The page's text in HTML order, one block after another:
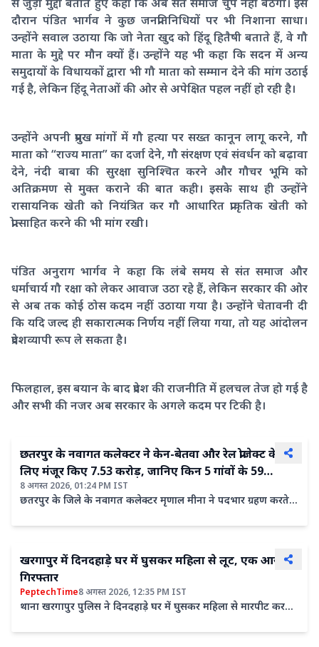
दौरान पंडित भार्गव ने कुछ जनप्रतिनिधियों पर भी निशाना साधा।
उन्होंने सवाल उठाया कि जो नेता खुद को हिंदू हितैषी बताते हैं, वे गौ
माता के मुद्दे पर मौन क्यों हैं। उन्होंने यह भी कहा कि सदन में अन्य
समुदायों के विधायकों द्वारा भी गौ माता को सम्मान देने की मांग उठाई
गई है, लेकिन हिंदू नेताओं की ओर से अपेक्षित पहल नहीं हो रही है।
उन्होंने अपनी प्रमुख मांगों में गौ हत्या पर सख्त कानून लागू करने, गौ
माता को “राज्य माता” का दर्जा देने, गौ संरक्षण एवं संवर्धन को बढ़ावा
देने, नंदी बाबा की सुरक्षा सुनिश्चित करने और गौचर भूमि को
अतिक्रमण से मुक्त कराने की बात कही। इसके साथ ही उन्होंने
रासायनिक खेती को नियंत्रित कर गौ आधारित प्राकृतिक खेती को
प्रोत्साहित करने की भी मांग रखी।
पंडित अनुराग भार्गव ने कहा कि लंबे समय से संत समाज और
धर्माचार्य गौ रक्षा को लेकर आवाज उठा रहे हैं, लेकिन सरकार की ओर
से अब तक कोई ठोस कदम नहीं उठाया गया है। उन्होंने चेतावनी दी
कि यदि जल्द ही सकारात्मक निर्णय नहीं लिया गया, तो यह आंदोलन
प्रदेशव्यापी रूप ले सकता है।
फिलहाल, इस बयान के बाद प्रदेश की राजनीति में हलचल तेज हो गई है
और सभी की नजर अब सरकार के अगले कदम पर टिकी है।
छतरपुर के नवागत कलेक्टर ने केन-बेतवा और रेल प्रोजेक्ट के
लिए मंजूर किए 7.53 करोड़, जानिए किन 5 गांवों के 59
प्रभावितों के खाते में आएंगे करोड़ों रुपये
8 अगस्त 2026, 01:24 PM IST
छतरपुर के जिले के नवागत कलेक्टर मृणाल मीना ने पदभार ग्रहण करते
बड़ा
खरगापुर में दिनदहाड़े घर में घुसकर महिला से लूट, एक आरोपी
गिरफ्तार
PeptechTime8 अगस्त 2026, 12:35 PM IST
थाना खरगापुर पुलिस ने दिनदहाड़े घर में घुसकर महिला से मारपीट कर